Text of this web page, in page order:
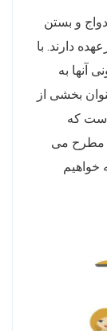
و بستن
دارند. با
آنها به
بخشی از
که
مطرح می
خواهیم